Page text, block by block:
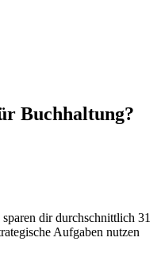
Buchhaltung?
dir durchschnittlich 31
Aufgaben nutzen